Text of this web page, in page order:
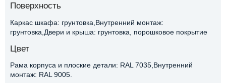
Поверхность
Каркас шкафа: грунтовка,Внутренний монтаж:
грунтовка,Двери и крыша: грунтовка, порошковое покрытие
Цвет
Рама корпуса и плоские детали: RAL 7035,Внутренний
монтаж: RAL 9005.